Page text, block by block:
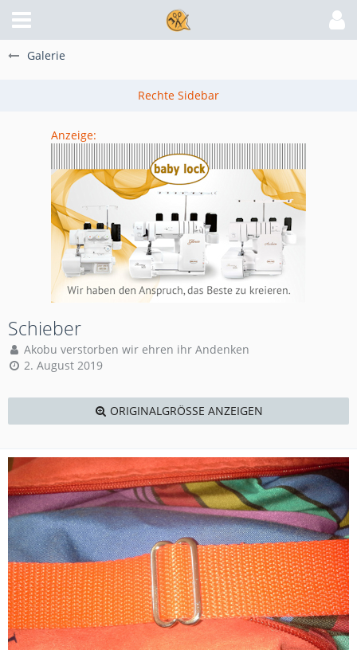
Galerie
Anzeige:
Schieber
Akobu verstorben wir ehren ihr Andenken
2. August 2019
ORIGINALGRÖSSE ANZEIGEN